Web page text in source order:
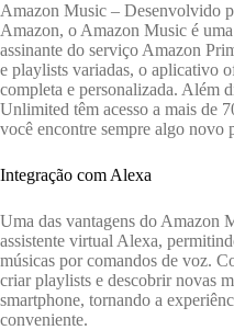
Amazon Music – Desenvolvido
Amazon, o Amazon Music é
assinante do serviço Amazon
e playlists variadas, o aplicativo
completa e personalizada. Além
Unlimited têm acesso a mais de
você encontre sempre algo novo
Integração com Alexa
Uma das vantagens do Amazon
assistente virtual Alexa,
músicas por comandos de voz.
criar playlists e descobrir novas
smartphone, tornando a
conveniente.